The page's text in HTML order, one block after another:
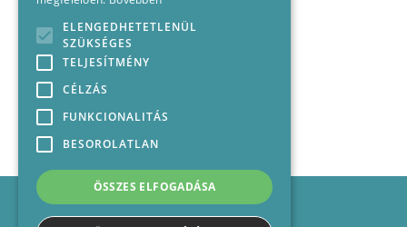
Impresszum
Médiajánlat
ELENGEDHETETLENÜL
SZÜKSÉGES
TELJESÍTMÉNY
CÉLZÁS
FUNKCIONALITÁS
BESOROLATLAN
ÖSSZES ELFOGADÁSA